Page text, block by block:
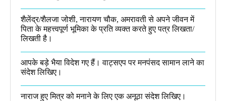
शैलेंद्र/शैलजा जोशी, नारायण चौक, अमरावती से अपने जीवन में
पिता के महत्त्वपूर्ण भूमिका के प्रति व्यक्त करते हुए पत्र लिखता/
लिखती है।​
आपके बड़े भैया विदेश गए हैं। वाट्सएप पर मनपंसद सामान लाने का
संदेश लिखिए।
नाराज हुए मित्र को मनाने के लिए एक अनूठा संदेश लिखिए।